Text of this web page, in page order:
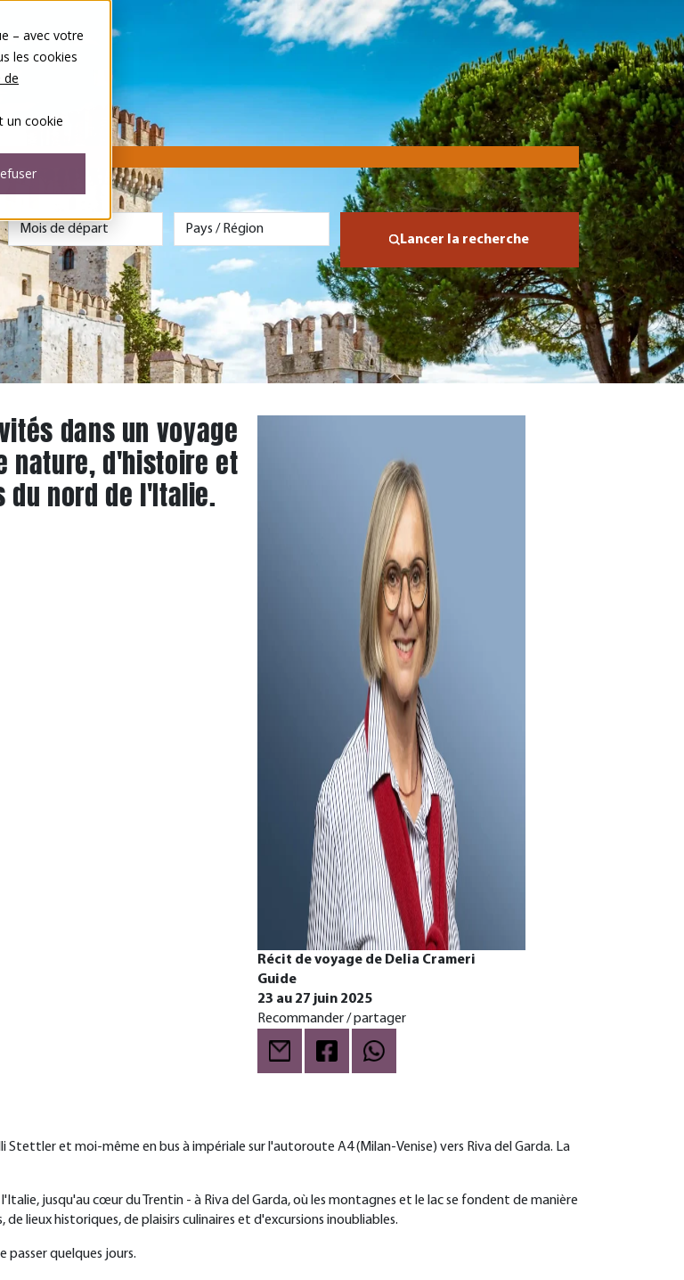
– avec votre
les cookies
de
un cookie
Lancer la recherche
dans un voyage
nature, d'histoire et
du nord de l'Italie.
Récit de voyage de Delia Crameri
Guide
23 au 27 juin 2025
Recommander / partager
et moi-même en bus à impériale sur l'autoroute A4 (Milan-Venise) vers Riva del Garda. La
jusqu'au cœur du Trentin - à Riva del Garda, où les montagnes et le lac se fondent de manière
lieux historiques, de plaisirs culinaires et d'excursions inoubliables.
passer quelques jours.